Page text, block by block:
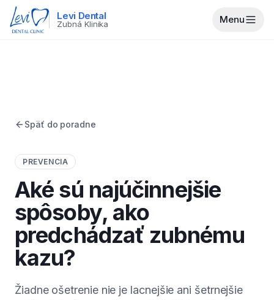
Levi Dental
Zubná Klinika Menu
Späť do poradne
PREVENCIA
Aké sú najúčinnejšie
spôsoby, ako
predchádzať zubnému
kazu?
Žiadne ošetrenie nie je lacnejšie ani šetrnejšie